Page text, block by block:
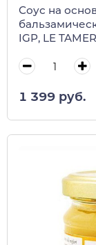
Соус на
IGP, LE
1 399 руб.